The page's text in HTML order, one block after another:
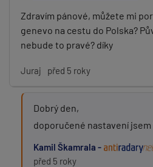
Zdravím pánové, můžete mi
genevo na cestu do Polska?
nebude to pravé? díky
Juraj před 5 roky
Dobrý den,
doporučené nastavení jsem
Kamil Škamrala -
před 5 roky